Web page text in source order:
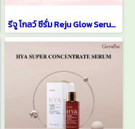
รีจู โกลว์ ซีรั่ม Reju Glow Serum ซีรั่มผิวกระจก สูตรเข้มข้น